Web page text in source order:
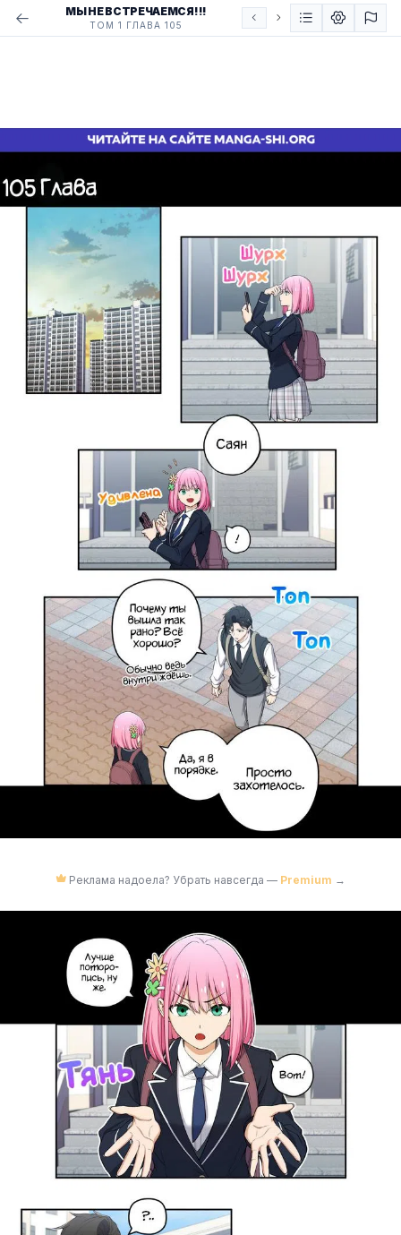
МЫ НЕ ВСТРЕЧАЕМСЯ!!!
ТОМ 1 ГЛАВА 105
Реклама надоела? Убрать навсегда — Premium →